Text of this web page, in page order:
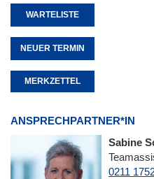
WARTELISTE
NEUER TERMIN
MERKZETTEL
ANSPRECHPARTNER*IN
Sabine
0211